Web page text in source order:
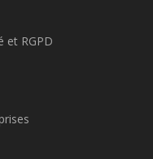
et RGPD